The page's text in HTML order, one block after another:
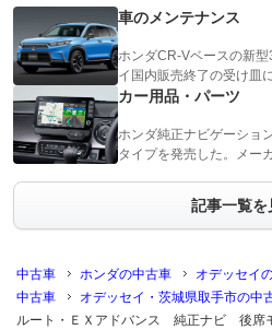
車のメンテナンス
ホンダCR-Vベースの新
イ国内販売終了の受け皿
カー用品・パーツ
ホンダ純正ナビゲーショ
タイプを発売した。メー
記事一覧を
中古車 ホンダの中古車 オデッセイ
中古車
オデッセイ・茨城県取手市の中
ルート・ＥＸアドバンス 純正ナビ 後